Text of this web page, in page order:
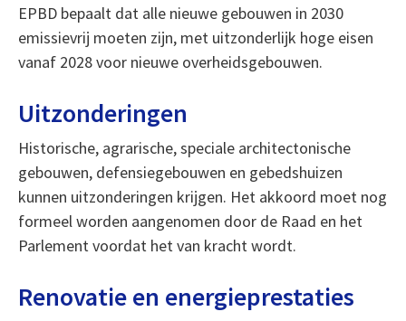
EPBD bepaalt dat alle nieuwe gebouwen in 2030
emissievrij moeten zijn, met uitzonderlijk hoge eisen
vanaf 2028 voor nieuwe overheidsgebouwen.
Uitzonderingen
Historische, agrarische, speciale architectonische
gebouwen, defensiegebouwen en gebedshuizen
kunnen uitzonderingen krijgen. Het akkoord moet nog
formeel worden aangenomen door de Raad en het
Parlement voordat het van kracht wordt.
Renovatie en energieprestaties